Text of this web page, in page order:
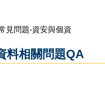
見問題-資安與個資
料相關問題QA